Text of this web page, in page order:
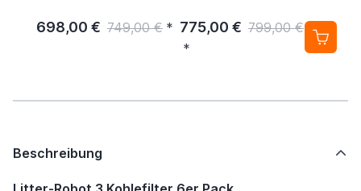
Katzenklo Grau
698,00 € 749,00 € * Katzenklo weiß
775,00 € 799,00 €
*
Beschreibung